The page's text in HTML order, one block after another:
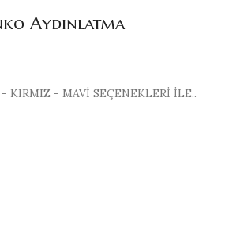
Aydınlatma
KIRMIZ - MAVİ SEÇENEKLERİ İLE..